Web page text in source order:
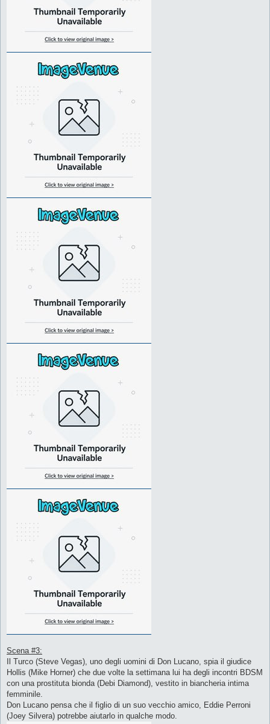
Scena #3:
Il Turco (Steve Vegas), uno degli uomini di Don Lucano, spia il giudice
Hollis (Mike Horner) che due volte la settimana lui ha degli incontri BDSM
con una prostituta bionda (Debi Diamond), vestito in biancheria intima
femminile.
Don Lucano pensa che il figlio di un suo vecchio amico, Eddie Perroni
(Joey Silvera) potrebbe aiutarlo in qualche modo.